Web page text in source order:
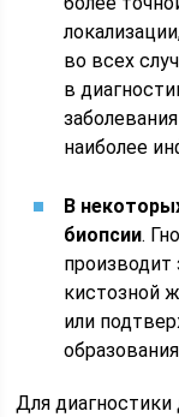
во всех
в
наиболее
В
биопсии.
производит
кистозной
или
Для